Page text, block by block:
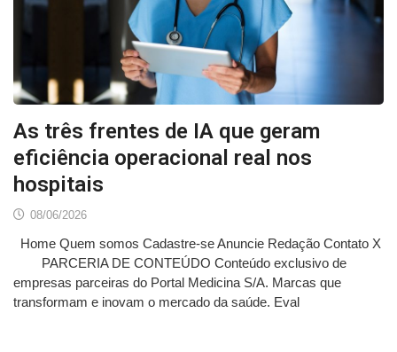
As três frentes de IA que geram
eficiência operacional real nos
hospitais
08/06/2026
Home Quem somos Cadastre-se Anuncie Redação Contato X
PARCERIA DE CONTEÚDO Conteúdo exclusivo de
empresas parceiras do Portal Medicina S/A. Marcas que
transformam e inovam o mercado da saúde. Eval